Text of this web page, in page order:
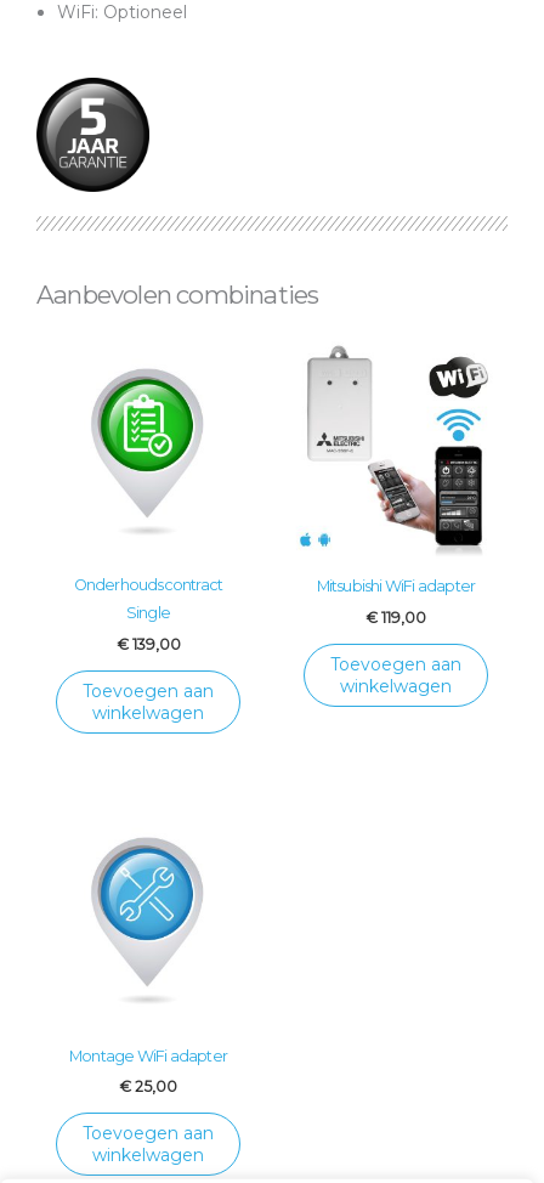
WiFi: Optioneel
Aanbevolen combinaties
Onderhoudscontract
Single
€139,00
Toevoegen aan
winkelwagen
Mitsubishi WiFi adapter
€ 119,00
Toevoegen aan
winkelwagen
Montage WiFi adapter
€ 25,00
Toevoegen aan
winkelwagen